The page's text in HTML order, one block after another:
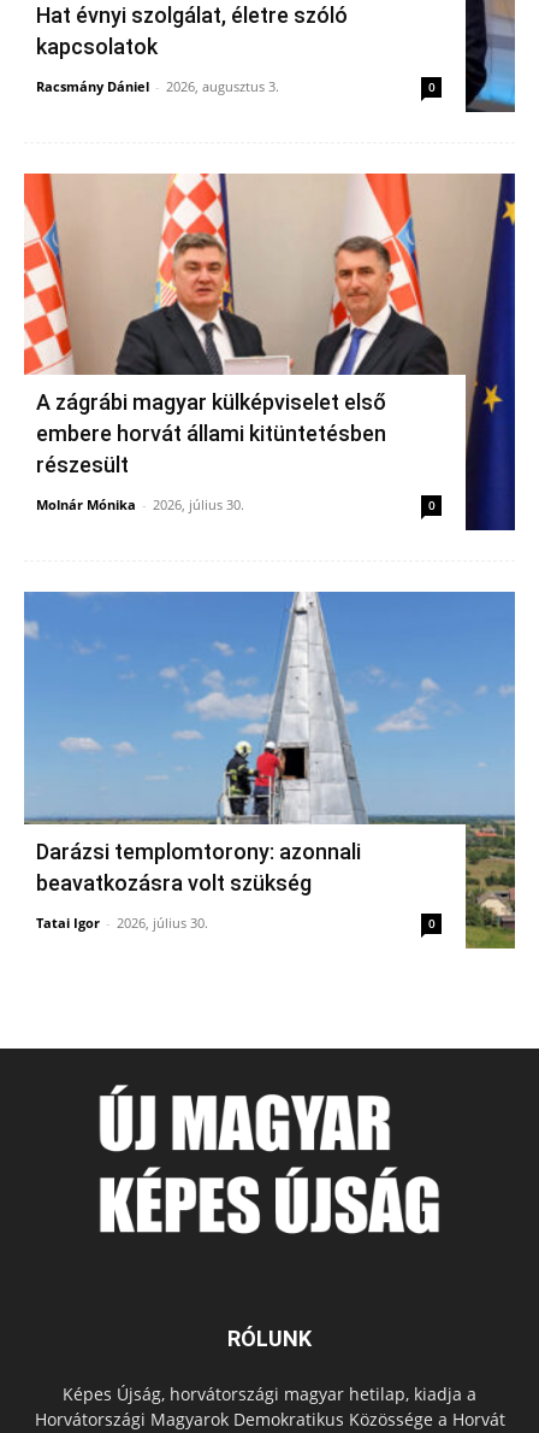
Hat évnyi szolgálat, életre szóló
kapcsolatok
Racsmány Dániel - 2026, augusztus 3. 0
A zágrábi magyar külképviselet első
embere horvát állami kitüntetésben
részesült
Molnár Mónika - 2026, július 30. 0
Darázsi templomtorony: azonnali
beavatkozásra volt szükség
Tatai Igor - 2026, július 30. 0
RÓLUNK
Képes Újság, horvátországi magyar hetilap, kiadja a
Horvátországi Magyarok Demokratikus Közössége a Horvát